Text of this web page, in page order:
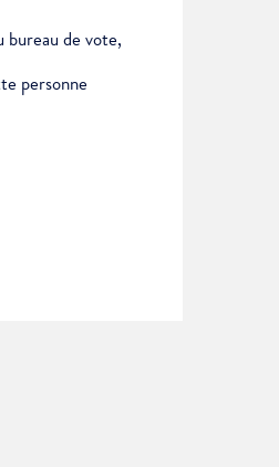
bureau de vote,
personne